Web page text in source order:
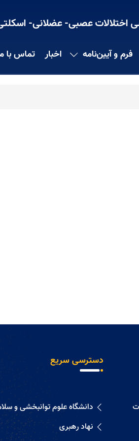
اختلالات عصبی- عضلانی-
فرم و آیین‌نامه اخبار تماس با
دسترسی سریع
دانشگاه علوم توانبخشی و
نهاد رهبری